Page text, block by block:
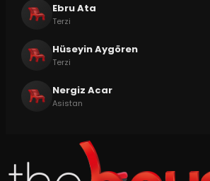
Ebru Ata
Terzi
Hüseyin Aygören
Terzi
Nergiz Acar
Asistan